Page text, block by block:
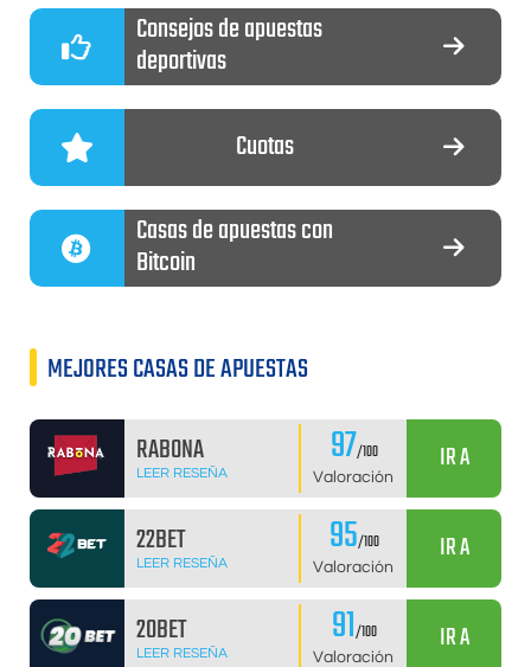
Consejos de apuestas
deportivas
Cuotas
Casas de apuestas con
Bitcoin
MEJORES CASAS DE APUESTAS
RABONA
LEER RESEÑA 97/100
Valoración
IR A
22BET
LEER RESEÑA 95/100
Valoración
IR A
20BET
LEER RESEÑA 91/100
Valoración
IR A